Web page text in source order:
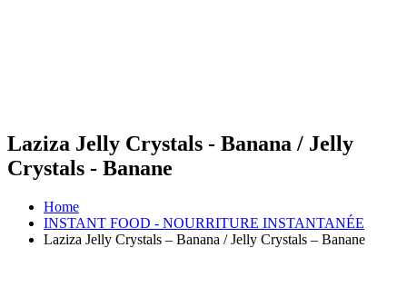
Laziza Jelly Crystals - Banana / Jelly
Crystals - Banane
Home
INSTANT FOOD - NOURRITURE INSTANTANÉE
Laziza Jelly Crystals – Banana / Jelly Crystals – Banane